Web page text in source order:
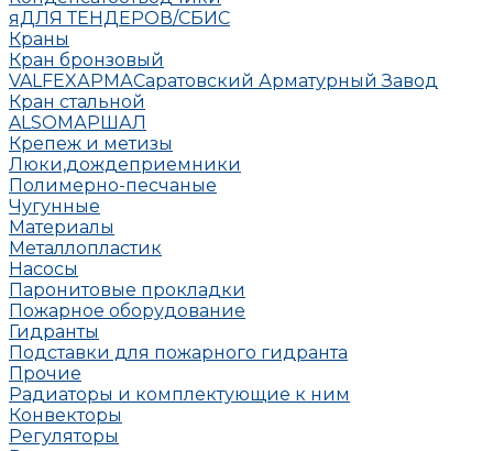
яДЛЯ ТЕНДЕРОВ/СБИС
Краны
Кран бронзовый
VALFEXАРМАСаратовский Арматурный Завод
Кран стальной
ALSOМАРШАЛ
Крепеж и метизы
Люки,дождеприемники
Полимерно-песчаные
Чугунные
Материалы
Металлопластик
Насосы
Паронитовые прокладки
Пожарное оборудование
Гидранты
Подставки для пожарного гидранта
Прочие
Радиаторы и комплектующие к ним
Конвекторы
Регуляторы